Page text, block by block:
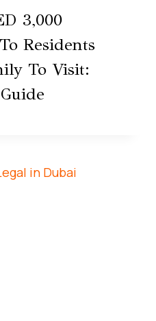
3,000
Residents
To Visit: